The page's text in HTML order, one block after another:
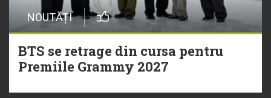
NOUTĂȚI
BTS se retrage din cursa pentru
Premiile Grammy 2027